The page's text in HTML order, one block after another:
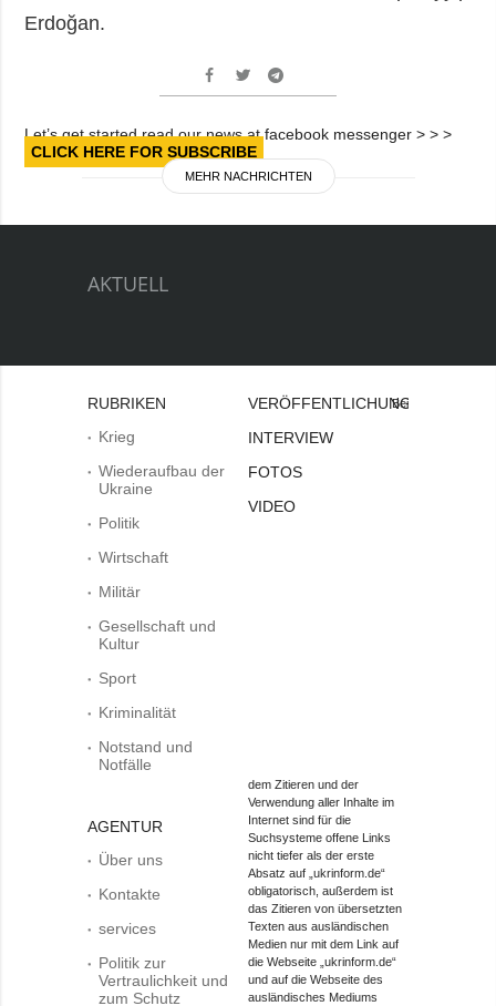
Erdoğan.
Let’s get started read our news at facebook messenger > > >
CLICK HERE FOR SUBSCRIBE
MEHR NACHRICHTEN
AKTUELL
RUBRIKEN
Krieg
Wiederaufbau der
Ukraine
Politik
Wirtschaft
Militär
Gesellschaft und
Kultur
Sport
Kriminalität
Notstand und
Notfälle
AGENTUR
Über uns
Kontakte
services
Politik zur
Vertraulichkeit und
zum Schutz
VERÖFFENTLICHUNGEN
INTERVIEW
FOTOS
VIDEO
Bei
dem Zitieren und der
Verwendung aller Inhalte im
Internet sind für die
Suchsysteme offene Links
nicht tiefer als der erste
Absatz auf „ukrinform.de“
obligatorisch, außerdem ist
das Zitieren von übersetzten
Texten aus ausländischen
Medien nur mit dem Link auf
die Webseite „ukrinform.de“
und auf die Webseite des
ausländisches Mediums